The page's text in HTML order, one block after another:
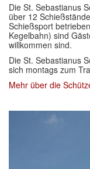
Die St. Sebastianus
über 12
Schießsport
Kegelbahn) sind
willkommen sind.
Die St. Sebastianus
sich montags zum
Mehr über die